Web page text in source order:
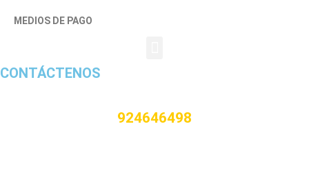
MEDIOS DE PAGO
CONTÁCTENOS
924646498